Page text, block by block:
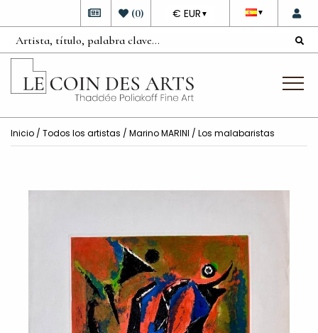
▼
DEVISE
€ EUR ▼
(0)
Inicio / Todos los artistas / Marino MARINI / Los malabaristas